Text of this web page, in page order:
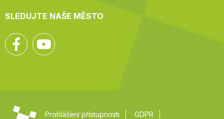
SLEDUJTE NAŠE MĚSTO
Facebook
Prohlášení přístupnosti GDPR